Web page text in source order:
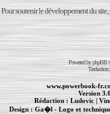
Pour soutenir le développement du site,
Powered byphpBB
Traduction
www.powerbook-
Version
Rédaction : Ludovic|
Design :Ga�l - Logo et